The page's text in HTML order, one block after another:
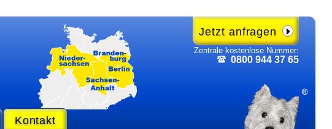
Zentrale kosten­lose Nummer:
0800 944 37 65
Jetzt anfragen
Kontakt